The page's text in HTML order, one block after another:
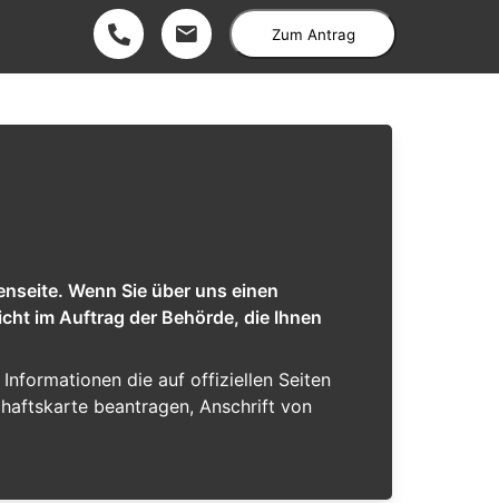
Zum Antrag
Wenn Sie über uns einen
im Auftrag der Behörde, die Ihnen
die auf offiziellen Seiten
beantragen, Anschrift von